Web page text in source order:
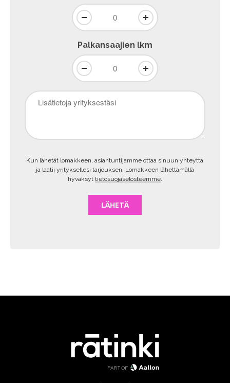
Palkansaajien lkm
Lisätietoja
yrityksestäsi
Kun lähetät lomakkeen, asiantuntijamme ottaa sinuun yhteyttä
ja laatii yrityksellesi tarjouksen. Lomakkeen lähettämällä
hyväksyt tietosuojaselosteemme.
LÄHETÄ